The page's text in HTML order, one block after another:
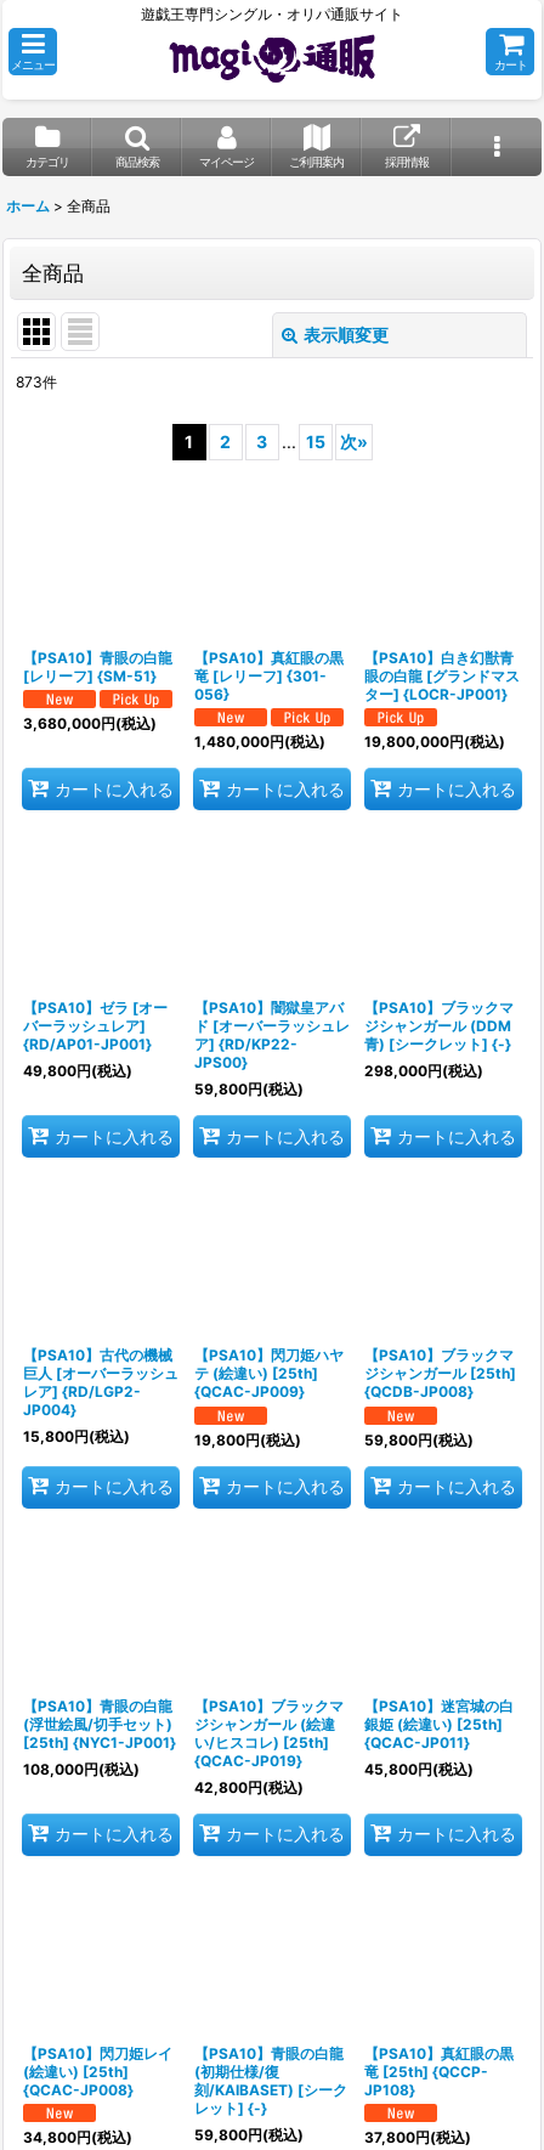
遊戯王専門シングル・オリパ通販サイト
メニュー カート
カテゴリ 商品検索 マイページ ご利用案内 採用情報
ホーム > 全商品
全商品
表示順変更
873件
1 2 3 ... 15 次»
【PSA10】青眼の白龍
[レリーフ] {SM-51}
3,680,000円(税込)
カートに入れる
【PSA10】真紅眼の黒
竜 [レリーフ] {301-
056}
1,480,000円(税込)
カートに入れる
【PSA10】白き幻獣青
眼の白龍 [グランドマス
ター] {LOCR-JP001}
19,800,000円(税込)
カートに入れる
【PSA10】ゼラ [オー
バーラッシュレア]
{RD/AP01-JP001}
49,800円(税込)
カートに入れる
【PSA10】闇獄皇アバ
ド [オーバーラッシュレ
ア] {RD/KP22-
JPS00}
59,800円(税込)
カートに入れる
【PSA10】ブラックマ
ジシャンガール (DDM
青) [シークレット] {-}
298,000円(税込)
カートに入れる
【PSA10】古代の機械
巨人 [オーバーラッシュ
レア] {RD/LGP2-
JP004}
15,800円(税込)
カートに入れる
【PSA10】閃刀姫ハヤ
テ (絵違い) [25th]
{QCAC-JP009}
19,800円(税込)
カートに入れる
【PSA10】ブラックマ
ジシャンガール [25th]
{QCDB-JP008}
59,800円(税込)
カートに入れる
【PSA10】青眼の白龍
(浮世絵風/切手セット)
[25th] {NYC1-JP001}
108,000円(税込)
カートに入れる
【PSA10】ブラックマ
ジシャンガール (絵違
い/ヒスコレ) [25th]
{QCAC-JP019}
42,800円(税込)
カートに入れる
【PSA10】迷宮城の白
銀姫 (絵違い) [25th]
{QCAC-JP011}
45,800円(税込)
カートに入れる
【PSA10】閃刀姫レイ
(絵違い) [25th]
{QCAC-JP008}
34,800円(税込)
【PSA10】青眼の白龍
(初期仕様/復
刻/KAIBASET) [シーク
レット] {-}
59,800円(税込)
【PSA10】真紅眼の黒
竜 [25th] {QCCP-
JP108}
37,800円(税込)